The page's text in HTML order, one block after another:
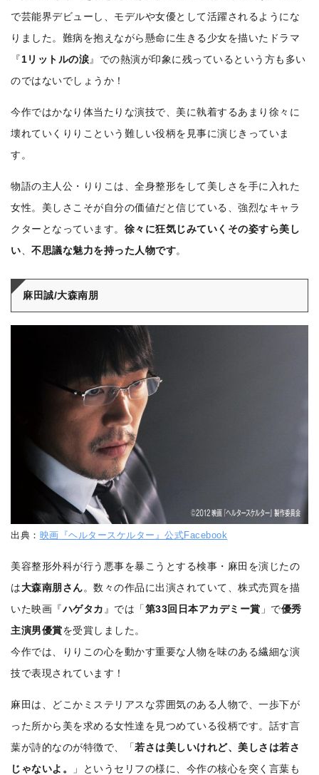
で芸能界デビューし、モデルや女優として活躍されるようにな
りました。難病を抱えながら懸命に生きる少女を描いたドラマ
『1リットルの涙』での熱演が印象に残っているという方も多い
のではないでしょうか！
今作ではかなり体当たりな演技で、美に執着するあまり徐々に
壊れていくりりこという難しい役柄を見事に演じきっていま
す。
物語の主人公・りりこは、全身整形をして美しさを手に入れた
女性。美しさこそが自分の価値だと信じている、強烈なキャラ
クターとなっています。 徐々に狂気じみていくその姿すら美し
い 、不思議な魅力を持った人物です。
麻田誠/大森南朋
出典： 映画『ヘルタースケルター』公式Facebook
美容整形外科が行う悪事を暴こうとする検事・麻田を演じたの
は大森南朋さん。数々の作品に出演されていて、株式売買を描
いた映画『ハゲタカ 』では「第33回日本アカデミー賞 」で優秀
主演男優賞を受賞しました。
今作では、りりこの心を動かす重要な人物を味のある繊細な演
技で表現されています！
麻田は、どこかミステリアスな雰囲気のある人物で、一歩下が
った所から美を求める女性達を見つめている役柄です。話す言
葉が詩的なのが特徴で、「若さは美しいけれど、美しさは若さ
じゃないよ。
」というセリフの様に、今作の核心を突く言葉も